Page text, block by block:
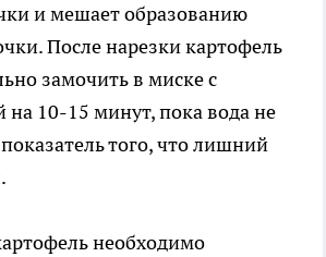
и мешает образованию
После нарезки картофель
замочить в миске с
на 10-15 минут, пока вода не
того, что лишний
необходимо